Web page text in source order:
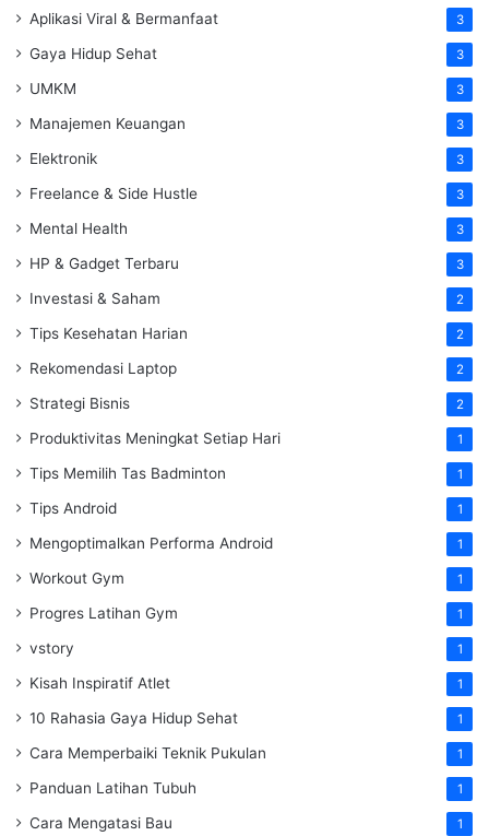
Aplikasi Viral & Bermanfaat 3
Gaya Hidup Sehat 3
UMKM 3
Manajemen Keuangan 3
Elektronik 3
Freelance & Side Hustle 3
Mental Health 3
HP & Gadget Terbaru 3
Investasi & Saham 2
Tips Kesehatan Harian 2
Rekomendasi Laptop 2
Strategi Bisnis 2
Produktivitas Meningkat Setiap Hari 1
Tips Memilih Tas Badminton 1
Tips Android 1
Mengoptimalkan Performa Android 1
Workout Gym 1
Progres Latihan Gym 1
vstory 1
Kisah Inspiratif Atlet 1
10 Rahasia Gaya Hidup Sehat 1
Cara Memperbaiki Teknik Pukulan 1
Panduan Latihan Tubuh 1
Cara Mengatasi Bau 1